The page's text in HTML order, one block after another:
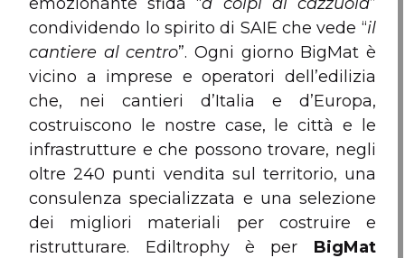
condividendo lo spirito di SAIE che vede “il
cantiere al centro”. Ogni giorno BigMat è
vicino a imprese e operatori dell’edilizia
che, nei cantieri d’Italia e d’Europa,
costruiscono le nostre case, le città e le
infrastrutture e che possono trovare, negli
oltre 240 punti vendita sul territorio, una
consulenza specializzata e una selezione
dei migliori materiali per costruire e
ristrutturare. Ediltrophy è per BigMat